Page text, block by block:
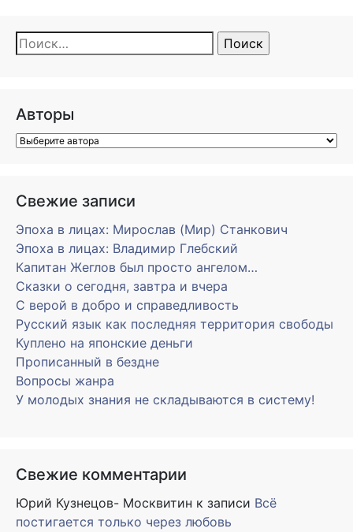
Найти:
Авторы
Свежие записи
Эпоха в лицах: Мирослав (Мир) Станкович
Эпоха в лицах: Владимир Глебский
Капитан Жеглов был просто ангелом…
Сказки о сегодня, завтра и вчера
С верой в добро и справедливость
Русский язык как последняя территория свободы
Куплено на японские деньги
Прописанный в бездне
Вопросы жанра
У молодых знания не складываются в систему!
Свежие комментарии
Юрий Кузнецов- Москвитин к записи Всё
постигается только через любовь